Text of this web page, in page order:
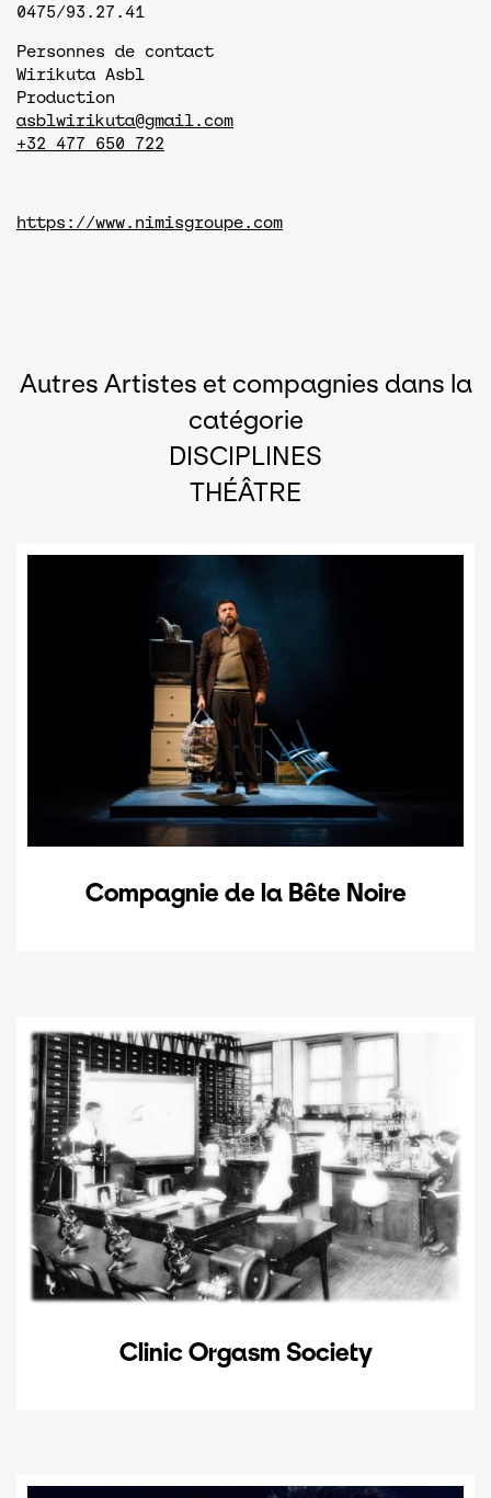
0475/93.27.41
Personnes de contact
Wirikuta Asbl
Production
asblwirikuta@gmail.com
+32 477 650 722
https://www.nimisgroupe.com
Autres Artistes et compagnies dans la
catégorie
DISCIPLINES
THÉÂTRE
Compagnie de la Bête Noire
Clinic Orgasm Society